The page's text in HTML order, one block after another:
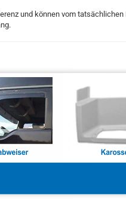
und können vom